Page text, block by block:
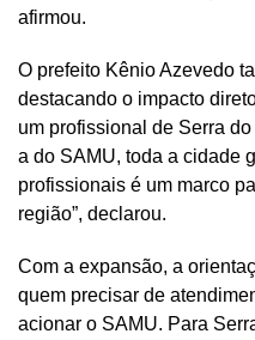
afirmou.
O prefeito Kênio Azevedo
destacando o impacto
um profissional de Serra
a do SAMU, toda a cidade
profissionais é um marco
região”, declarou.
Com a expansão, a
quem precisar de
acionar o SAMU. Para